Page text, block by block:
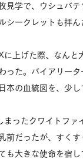
見学で、ウシュバ
シークレットも拝ん
上げた際、なん
った。バイアリー
本の血統図を、少
ったクワイトフ
前だったが、すく
も大きな使命を宿